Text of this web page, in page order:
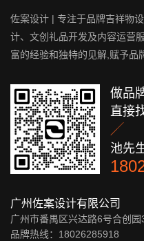
佐案设计 | 专注于品牌吉祥物
计、文创礼品开发及内容运营
富的经验和独特的见解,赋予品
做品
直接

池先
广州佐案设计有限公司
广州市番禺区兴达路6号合创园
品牌热线：18026285918